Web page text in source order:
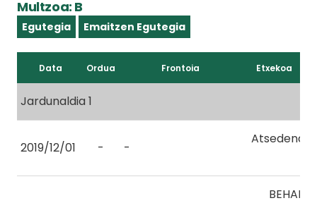
Multzoa: B
Egutegia Emaitzen Egutegia
Data Ordua Frontoia Etxekoa
Jardunaldia 1
2019/12/01 - -
Atsedena
BEHAR